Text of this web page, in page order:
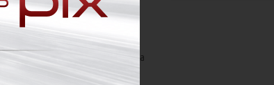
BackSystem Lisa Tecido Preta